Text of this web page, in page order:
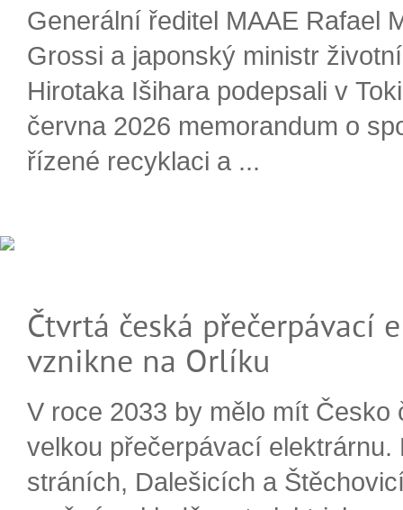
Generální ředitel MAAE Rafael
Grossi a japonský ministr
Hirotaka Išihara podepsali v
června 2026 memorandum o
řízené recyklaci a ...
Čtvrtá česká přečerpávací
vznikne na Orlíku
V roce 2033 by mělo mít Česko
velkou přečerpávací elektrárnu.
stráních, Dalešicích a